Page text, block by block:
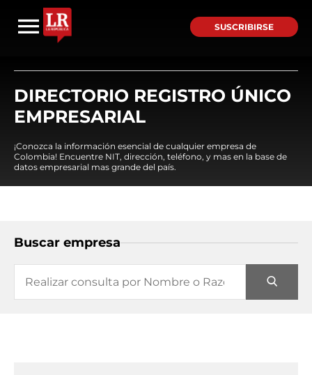
SUSCRIBIRSE
DIRECTORIO REGISTRO ÚNICO
EMPRESARIAL
¡Conozca la información esencial de cualquier empresa de
Colombia! Encuentre NIT, dirección, teléfono, y mas en la base de
datos empresarial mas grande del país.
Buscar empresa